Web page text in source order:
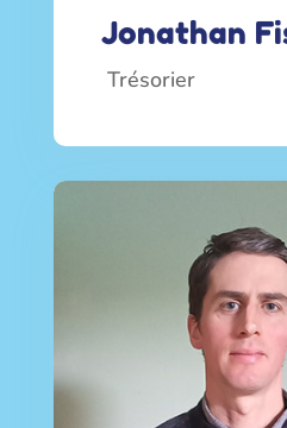
Jonathan
Trésorier